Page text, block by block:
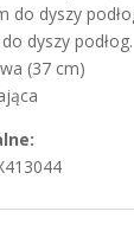
do dyszy
dyszy podłog.
(37 cm)